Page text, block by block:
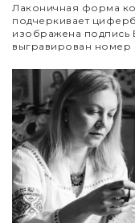
Лаконичная форма
подчеркивает
изображена подпись
выгравирован номер